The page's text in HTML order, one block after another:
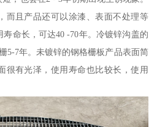
而且产品还可以涂漆、表面不处理等
命长，可达40 -70年。冷镀锌沟盖的
5-7年。未镀锌的钢格栅板产品表面简
很有光泽，使用寿命也比较长，使用